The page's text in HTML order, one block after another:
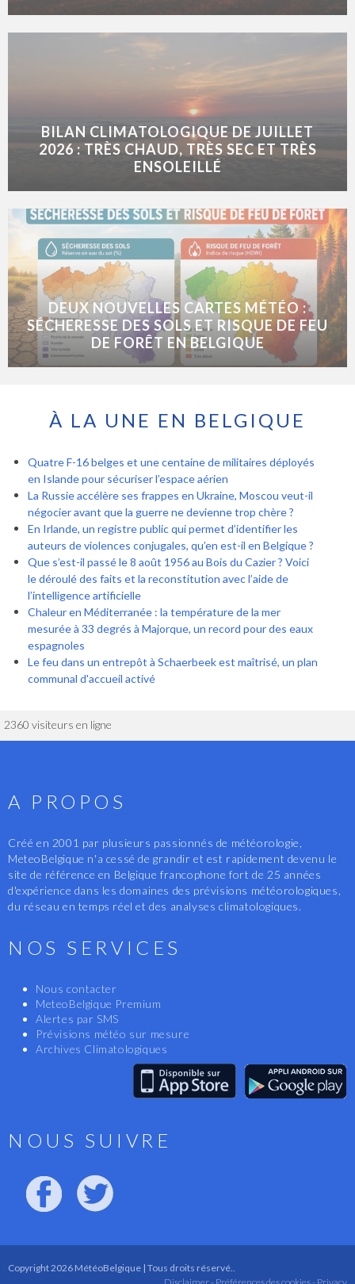
BILAN CLIMATOLOGIQUE DE JUILLET
2026 : TRÈS CHAUD, TRÈS SEC ET TRÈS
ENSOLEILLÉ
DEUX NOUVELLES CARTES MÉTÉO :
SÉCHERESSE DES SOLS ET RISQUE DE FEU
DE FORÊT EN BELGIQUE
À LA UNE EN BELGIQUE
Quatre F-16 belges et une centaine de militaires déployés
en Islande pour sécuriser l’espace aérien
La Russie accélère ses frappes en Ukraine, Moscou veut-il
négocier avant que la guerre ne devienne trop chère ?
En Irlande, un registre public qui permet d’identifier les
auteurs de violences conjugales, qu’en est-il en Belgique ?
Que s’est-il passé le 8 août 1956 au Bois du Cazier ? Voici
le déroulé des faits et la reconstitution avec l’aide de
l’intelligence artificielle
Chaleur en Méditerranée : la température de la mer
mesurée à 33 degrés à Majorque, un record pour des eaux
espagnoles
Le feu dans un entrepôt à Schaerbeek est maîtrisé, un plan
communal d'accueil activé
2360 visiteurs en ligne
A PROPOS
Créé en 2001 par plusieurs passionnés de météorologie,
MeteoBelgique n'a cessé de grandir et est rapidement devenu le
site de référence en Belgique francophone fort de 25 années
d'expérience dans les domaines des prévisions météorologiques,
du réseau en temps réel et des analyses climatologiques.
NOS SERVICES
Nous contacter
MeteoBelgique Premium
Alertes par SMS
Prévisions météo sur mesure
Archives Climatologiques
NOUS SUIVRE
Copyright 2026 MétéoBelgique | Tous droits réservé..